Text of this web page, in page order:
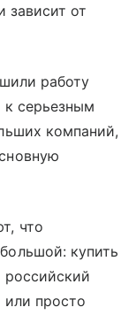
зависит от
работу
к серьезным
компаний,
что
купить
или просто